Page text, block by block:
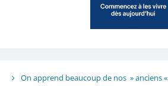
On apprend beaucoup de nos » anciens «